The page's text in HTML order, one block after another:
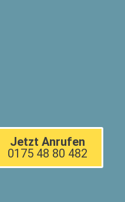
Jetzt Anrufen
0175 48 80 482